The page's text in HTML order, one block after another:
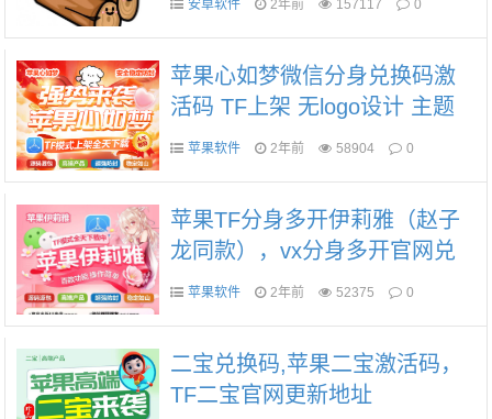
安卓软件 2年前 157117 0
苹果心如梦微信分身兑换码激
活码 TF上架 无logo设计 主题
美化 自动跟随转发 消息自动回
苹果软件 2年前 58904 0
苹果TF分身多开伊莉雅（赵子
龙同款），vx分身多开官网兑
换码下载地址
苹果软件 2年前 52375 0
二宝兑换码,苹果二宝激活码，
TF二宝官网更新地址